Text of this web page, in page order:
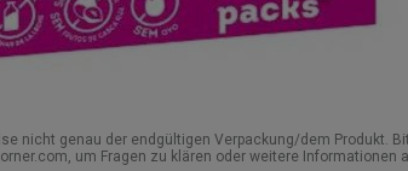
nicht genau der endgültigen Verpackung/dem Produkt.
um Fragen zu klären oder weitere Informationen